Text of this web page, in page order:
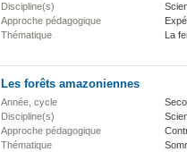
Discipline(s)
Approche pédagogique
Thématique
La
Les forêts amazoniennes
Année, cycle
Discipline(s)
Approche pédagogique
Thématique